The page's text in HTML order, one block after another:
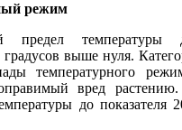
режим
предел температуры
градусов выше нуля.
температурного
вред
до показателя